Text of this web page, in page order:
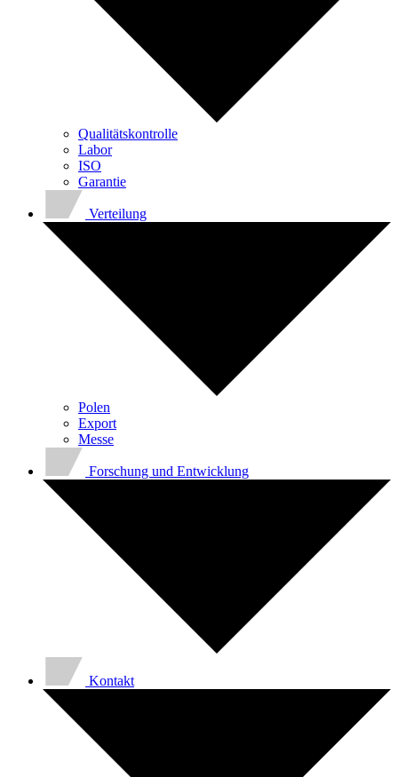
Qualitätskontrolle
Labor
ISO
Garantie
Verteilung
Polen
Export
Messe
Forschung und Entwicklung
Kontakt